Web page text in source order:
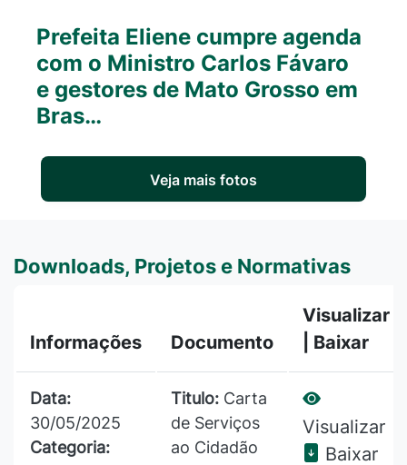
Prefeita Eliene cumpre agenda
com o Ministro Carlos Fávaro
e gestores de Mato Grosso em
Bras…
Veja mais fotos
Downloads, Projetos e Normativas
Informações Documento
Visualizar
| Baixar
Data:
30/05/2025
Categoria:
Titulo: Carta
de Serviços
ao Cidadão
Visualizar
Baixar